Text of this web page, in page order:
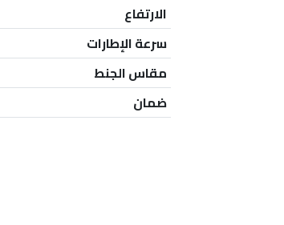
الارتفاع
سرعة الإطارات
مقاس الجنط
ضمان